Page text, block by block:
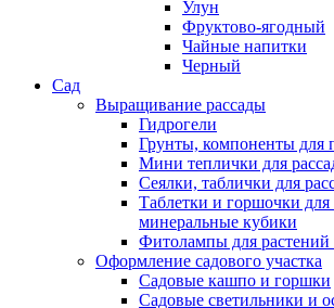
Улун
Фруктово-ягодный
Чайные напитки
Черный
Сад
Выращивание рассады
Гидрогели
Грунты, компоненты для
Мини теплички для
Сеялки, таблички для
Таблетки и горшочки для
минеральные кубики
Фитолампы для растений
Оформление садового участка
Садовые кашпо и горшки
Садовые светильники и